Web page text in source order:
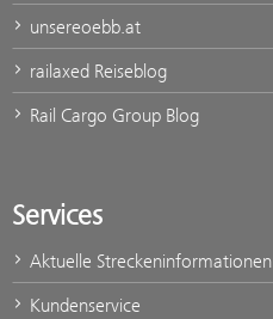
unsereoebb.at
railaxed Reiseblog
Rail Cargo Group Blog
Services
Aktuelle Streckeninformationen
Kundenservice